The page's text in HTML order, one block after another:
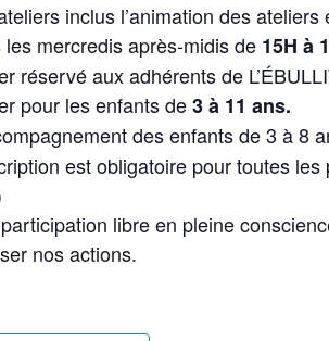
inclus l’animation des
les mercredis après-midis de 15H à
réservé aux adhérents de
pour les enfants de3 à 11 ans.
des enfants de 3 à 8
est obligatoire pour toutes
libre en pleine
nos actions.